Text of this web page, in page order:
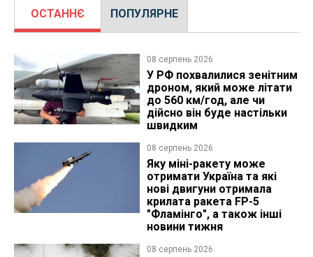
ОСТАННЄ ПОПУЛЯРНЕ
08 серпень 2026
У РФ похвалилися зенітним
дроном, який може літати
до 560 км/год, але чи
дійсно він буде настільки
швидким
08 серпень 2026
Яку міні-ракету може
отримати Україна та які
нові двигуни отримала
крилата ракета FP-5
"Фламінго", а також інші
новини тижня
08 серпень 2026